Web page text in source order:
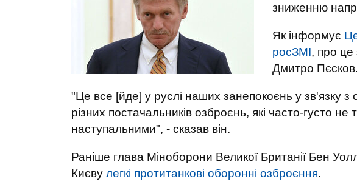
зниженню
Як інформує
росЗМІ, про це
Дмитро Пєсков.
"Це все [йде] у руслі наших занепокоєнь у зв'язку з
різних постачальників озброєнь, які часто-густо
наступальними", - сказав він.
Раніше глава Міноборони Великої Британії Бен
Києву легкі протитанкові оборонні озброєння.